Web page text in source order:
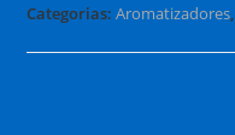
Categorias:Aromatizadores,